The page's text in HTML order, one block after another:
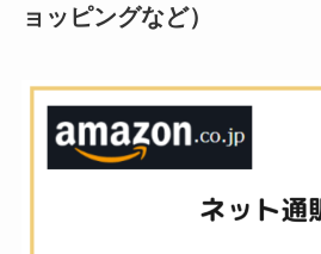
ョッピングなど）